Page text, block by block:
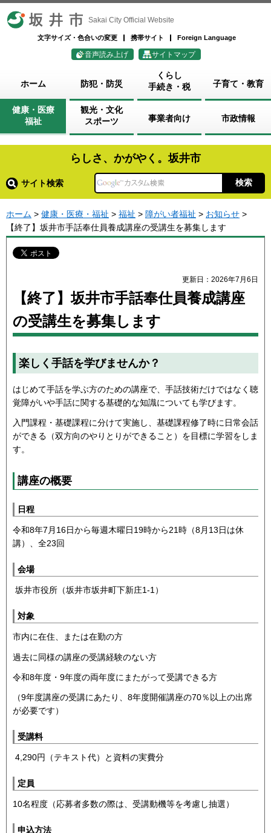
坂井市 Sakai City Official Website
文字サイズ・色合いの変更 携帯サイト Foreign Language
音声読み上げ サイトマップ
ホーム 防犯・防災
くらし
手続き・税
子育て・教育
健康・医療
福祉
観光・文化
スポーツ
事業者向け 市政情報
らしさ、かがやく。坂井市
サイト検索
ホーム > 健康・医療・福祉 > 福祉 > 障がい者福祉 > お知らせ >
【終了】坂井市手話奉仕員養成講座の受講生を募集します
更新日：2026年7月6日
【終了】坂井市手話奉仕員養成講座
の受講生を募集します
楽しく手話を学びませんか？
はじめて手話を学ぶ方のための講座で、手話技術だけではなく聴
覚障がいや手話に関する基礎的な知識についても学びます。
入門課程・基礎課程に分けて実施し、基礎課程修了時に日常会話
ができる（双方向のやりとりができること）を目標に学習をしま
す。
講座の概要
日程
令和8年7月16日から毎週木曜日19時から21時（8月13日は休
講）、全23回
会場
坂井市役所（坂井市坂井町下新庄1-1）
対象
市内に在住、または在勤の方
過去に同様の講座の受講経験のない方
令和8年度・9年度の両年度にまたがって受講できる方
（9年度講座の受講にあたり、8年度開催講座の70％以上の出席
が必要です）
受講料
4,290円（テキスト代）と資料の実費分
定員
10名程度（応募者多数の際は、受講動機等を考慮し抽選）
申込方法